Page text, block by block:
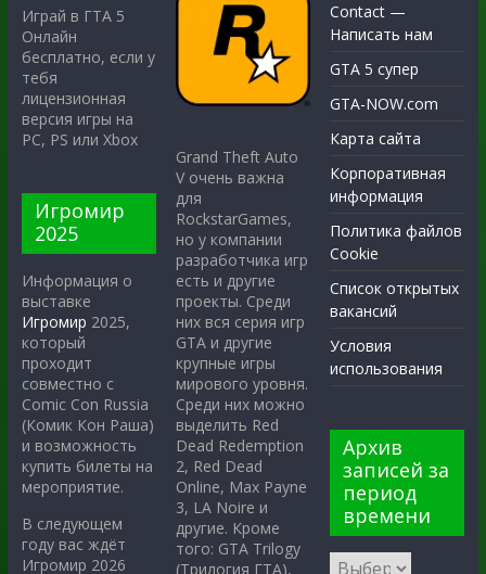
Играй в ГТА 5
Онлайн
бесплатно, если у
тебя
лицензионная
версия игры на
PC, PS или Xbox
Игромир
2025
Информация о
выставке
Игромир 2025,
который
проходит
совместно с
Comic Con Russia
(Комик Кон Раша)
и возможность
купить билеты на
мероприятие.
В следующем
году вас ждёт
Игромир 2026
Grand Theft Auto
V очень важна
для
RockstarGames,
но у компании
разработчика игр
есть и другие
проекты. Среди
них вся серия игр
GTA и другие
крупные игры
мирового уровня.
Среди них можно
выделить Red
Dead Redemption
2, Red Dead
Online, Max Payne
3, LA Noire и
другие. Кроме
того: GTA Trilogy
(Трилогия ГТА),
Contact —
Написать нам
GTA 5 супер
GTA-NOW.com
Карта сайта
Корпоративная
информация
Политика файлов
Cookie
Список открытых
вакансий
Условия
использования
Архив
записей за
период
времени